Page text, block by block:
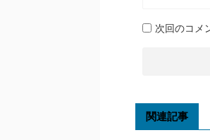
次回のコメ
関連記事